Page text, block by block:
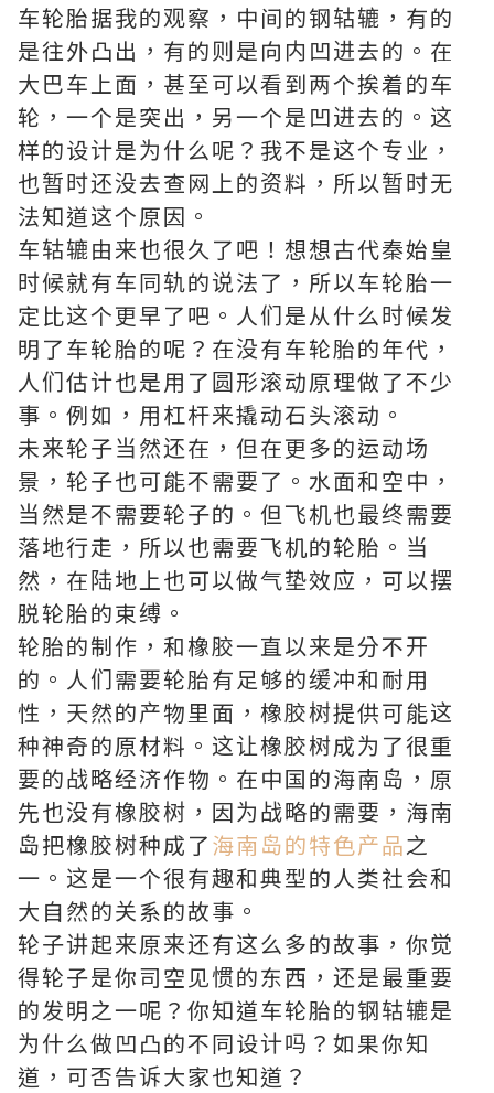
车轮胎据我的观察，中间的钢轱辘，有的
是往外凸出，有的则是向内凹进去的。在
大巴车上面，甚至可以看到两个挨着的车
轮，一个是突出，另一个是凹进去的。这
样的设计是为什么呢？我不是这个专业，
也暂时还没去查网上的资料，所以暂时无
法知道这个原因。
车轱辘由来也很久了吧！想想古代秦始皇
时候就有车同轨的说法了，所以车轮胎一
定比这个更早了吧。人们是从什么时候发
明了车轮胎的呢？在没有车轮胎的年代，
人们估计也是用了圆形滚动原理做了不少
事。例如，用杠杆来撬动石头滚动。
未来轮子当然还在，但在更多的运动场
景，轮子也可能不需要了。水面和空中，
当然是不需要轮子的。但飞机也最终需要
落地行走，所以也需要飞机的轮胎。当
然，在陆地上也可以做气垫效应，可以摆
脱轮胎的束缚。
轮胎的制作，和橡胶一直以来是分不开
的。人们需要轮胎有足够的缓冲和耐用
性，天然的产物里面，橡胶树提供可能这
种神奇的原材料。这让橡胶树成为了很重
要的战略经济作物。在中国的海南岛，原
先也没有橡胶树，因为战略的需要，海南
岛把橡胶树种成了海南岛的特色产品之
一。这是一个很有趣和典型的人类社会和
大自然的关系的故事。
轮子讲起来原来还有这么多的故事，你觉
得轮子是你司空见惯的东西，还是最重要
的发明之一呢？你知道车轮胎的钢轱辘是
为什么做凹凸的不同设计吗？如果你知
道，可否告诉大家也知道？